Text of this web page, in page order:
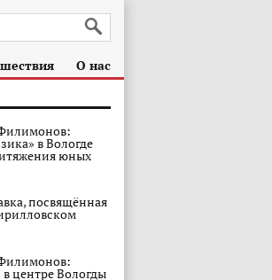
О нас
в Вологде
юных
посвящённая
в центре Вологды